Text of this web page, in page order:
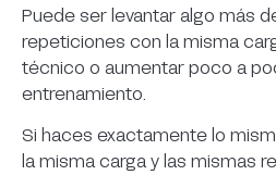
Puede ser levantar algo más
repeticiones con la misma
técnico o aumentar poco a
entrenamiento.
Si haces exactamente lo
la misma carga y las mismas